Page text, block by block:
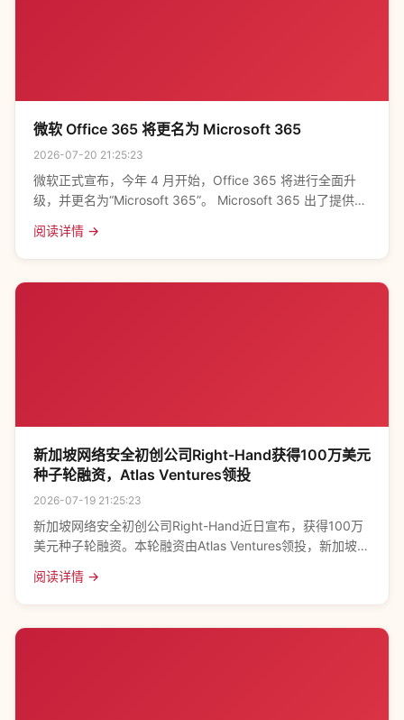
微软 Office 365 将更名为 Microsoft 365
2026-07-20 21:25:23
微软正式宣布，今年 4 月开始，Office 365 将进行全面升
级，并更名为“Microsoft 365”。 Microsoft 365 出了提供
阅读详情 →
新加坡网络安全初创公司Right-Hand获得100万美元
种子轮融资，Atlas Ventures领投
2026-07-19 21:25:23
新加坡网络安全初创公司Right-Hand近日宣布，获得100万
美元种子轮融资。本轮融资由Atlas Ventures领投，新加坡政
阅读详情 →